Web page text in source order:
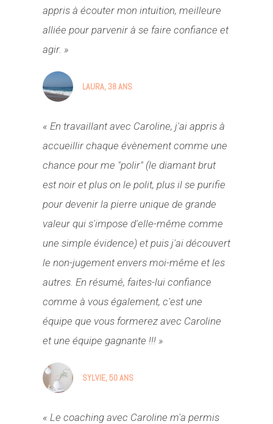
appris à écouter mon intuition, meilleure
alliée pour parvenir à se faire confiance et
agir. »
LAURA, 38 ANS
« En travaillant avec Caroline, j'ai appris à
accueillir chaque évènement comme une
chance pour me "polir" (le diamant brut
est noir et plus on le polit, plus il se purifie
pour devenir la pierre unique de grande
valeur qui s'impose d'elle-même comme
une simple évidence) et puis j'ai découvert
le non-jugement envers moi-même et les
autres. En résumé, faites-lui confiance
comme à vous également, c'est une
équipe que vous formerez avec Caroline
et une équipe gagnante !!! »
SYLVIE, 50 ANS
« Le coaching avec Caroline m'a permis